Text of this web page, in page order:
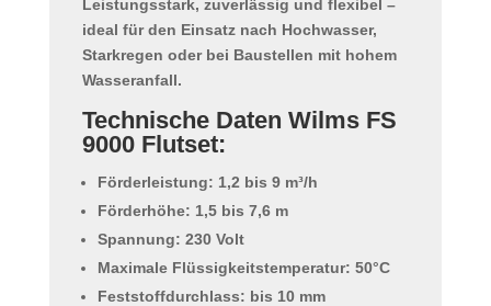
Leistungsstark, zuverlässig und flexibel –
ideal für den Einsatz nach Hochwasser,
Starkregen oder bei Baustellen mit hohem
Wasseranfall.
Technische Daten Wilms FS
9000 Flutset:
Förderleistung: 1,2 bis 9 m³/h
Förderhöhe: 1,5 bis 7,6 m
Spannung: 230 Volt
Maximale Flüssigkeitstemperatur: 50°C
Feststoffdurchlass: bis 10 mm